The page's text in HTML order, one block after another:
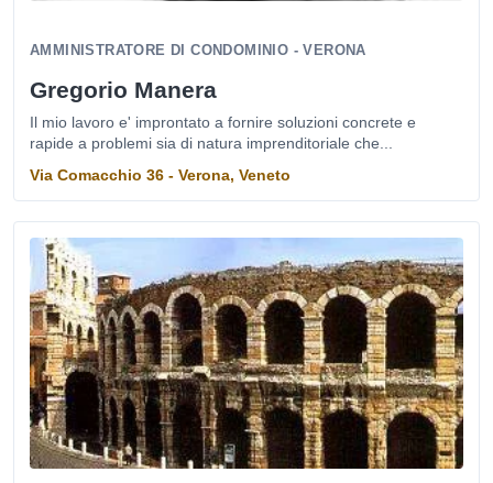
AMMINISTRATORE DI CONDOMINIO - VERONA
Gregorio Manera
Il mio lavoro e' improntato a fornire soluzioni concrete e
rapide a problemi sia di natura imprenditoriale che...
Via Comacchio 36 - Verona, Veneto